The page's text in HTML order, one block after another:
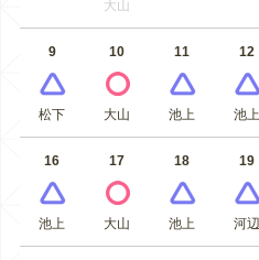
大山
9
松下
10
大山
11
池上
12
池上
16
池上
17
大山
18
池上
19
河辺